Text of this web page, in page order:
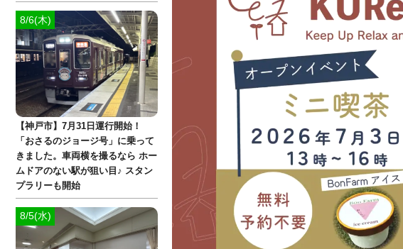
8/6(木)
【神戸市】7月31日運行開始！
「おさるのジョージ号」に乗って
きました。車両横を撮るなら ホー
ムドアのない駅が狙い目♪ スタン
プラリーも開始
8/5(水)